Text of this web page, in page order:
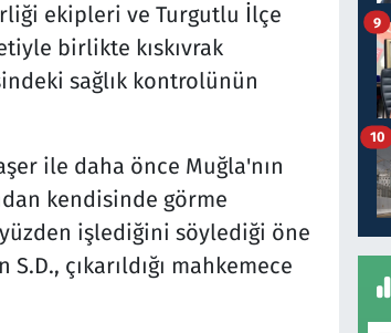
ekipleri ve Turgutlu İlçe
birlikte kıskıvrak
sağlık kontrolünün
ile daha önce Muğla'nın
kendisinde görme
işlediğini söylediği öne
çıkarıldığı mahkemece
9
10